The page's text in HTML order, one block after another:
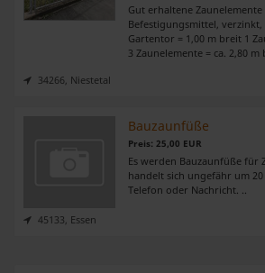
Gut erhaltene
Befestigungsmittel, verzinkt,
Gartentor = 1,00 m breit 1
3 Zaunelemente = ca. 2,80 m
34266, Niestetal
Bauzaunfüße
Preis: 25,00 EUR
Es werden Bauzaunfüße für
handelt sich ungefähr um
Telefon oder Nachricht. ..
45133, Essen